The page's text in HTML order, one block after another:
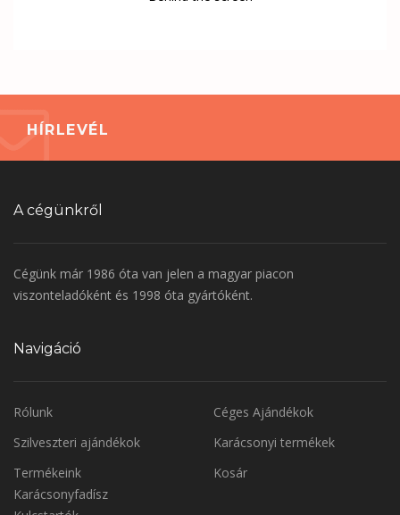
HÍRLEVÉL
A cégünkről
Cégünk már 1986 óta van jelen a magyar piacon
viszonteladóként és 1998 óta gyártóként.
Navigáció
Rólunk
Céges Ajándékok
Szilveszteri ajándékok
Karácsonyi termékek
Termékeink
Karácsonyfadísz
Kosár